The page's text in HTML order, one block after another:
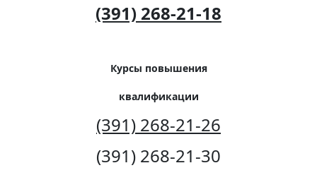
(391) 268-21-18
Курсы повышения
квалификации
(391) 268-21-26
(391) 268-21-30